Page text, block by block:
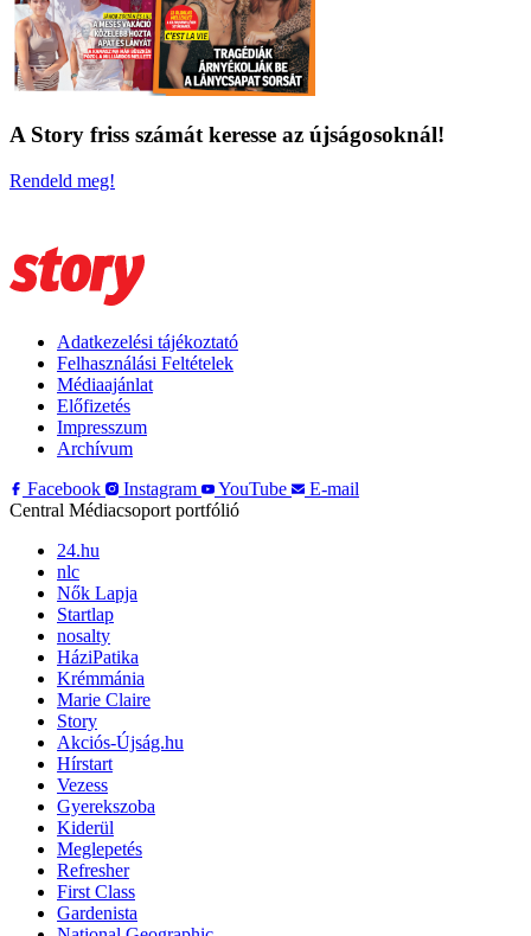
A Story friss számát keresse az újságosoknál!
Rendeld meg!
Adatkezelési tájékoztató
Felhasználási Feltételek
Médiaajánlat
Előfizetés
Impresszum
Archívum
Facebook
Instagram YouTube
E-mail
Central Médiacsoport portfólió
24.hu
nlc
Nők Lapja
Startlap
nosalty
HáziPatika
Krémmánia
Marie Claire
Story
Akciós-Újság.hu
Hírstart
Vezess
Gyerekszoba
Kiderül
Meglepetés
Refresher
First Class
Gardenista